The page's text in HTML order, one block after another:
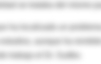
ha localizado un
aunque ha
trabaja el Dr. Sudbo.